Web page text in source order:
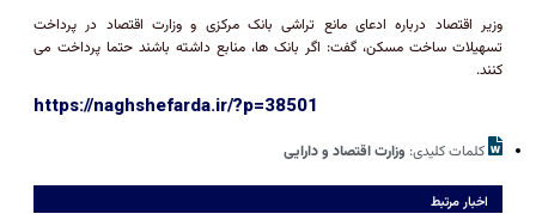
وزیر اقتصاد درباره ادعای مانع تراشی بانک مرکزی و وزارت اقتصاد در پرداخت
تسهیلات ساخت مسکن، گفت: اگر بانک ها، منابع داشته باشند حتما پرداخت می
کنند.
https://naghshefarda.ir/?p=38501
کلمات کلیدی: وزارت اقتصاد و دارایی
اخبار مرتبط